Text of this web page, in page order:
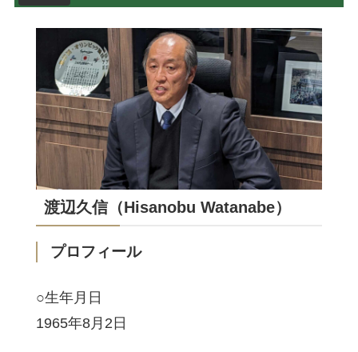
渡辺久信（Hisanobu Watanabe）
プロフィール
○生年月日
1965年8月2日